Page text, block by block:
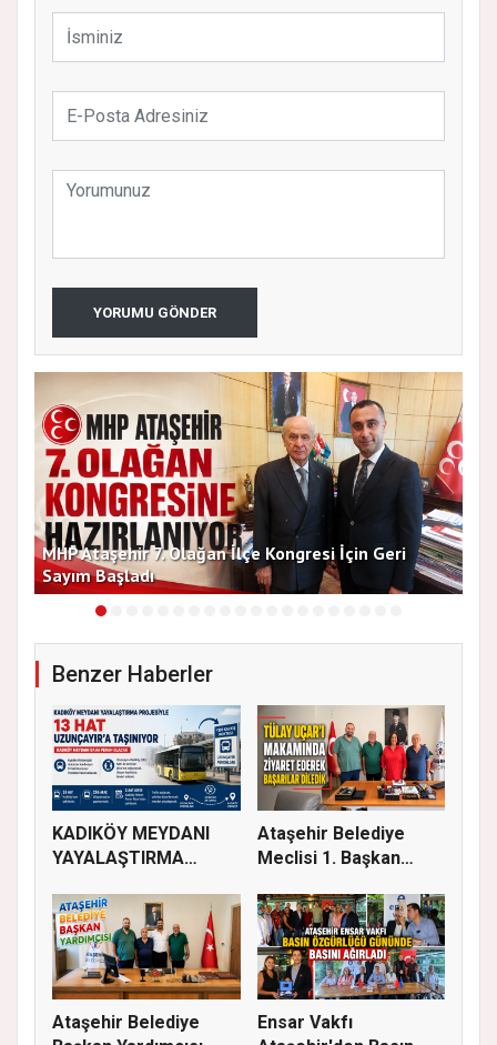
YORUMU GÖNDER
MHP Ataşehir 7. Olağan İlçe Kongresi İçin Geri
Sayım Başladı
Benzer Haberler
KADIKÖY MEYDANI
YAYALAŞTIRMA
Ataşehir Belediye
Meclisi 1. Başkan
Ataşehir Belediye
Ensar Vakfı